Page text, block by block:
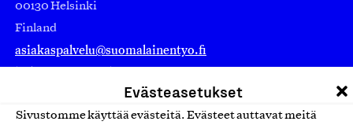
Evästeasetukset
Sivustomme käyttää evästeitä. Evästeet auttavat meitä
00130 Helsinki
Finland
asiakaspalvelu@suomalainentyo.fi
laskutus@suomalainentyo.fi